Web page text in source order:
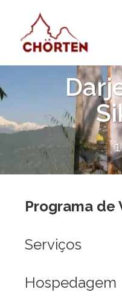
Programa de
Serviços
Hospedagem